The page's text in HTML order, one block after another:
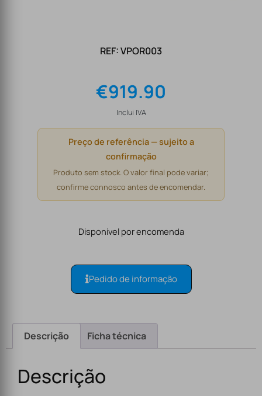
REF: VPOR003
€919.90
Inclui IVA
Preço de referência — sujeito a
confirmação
Produto sem stock. O valor final pode variar;
confirme connosco antes de encomendar.
Disponível por encomenda
Pedido de informação
Descrição Ficha técnica
Descrição